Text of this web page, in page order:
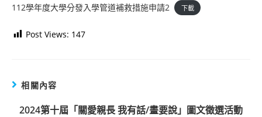
112學年度大學分發入學管道補救措施申請2 下載
Post Views: 147
相關內容
2024第十屆「關愛親長 我有話/畫要說」圖文徵選活動